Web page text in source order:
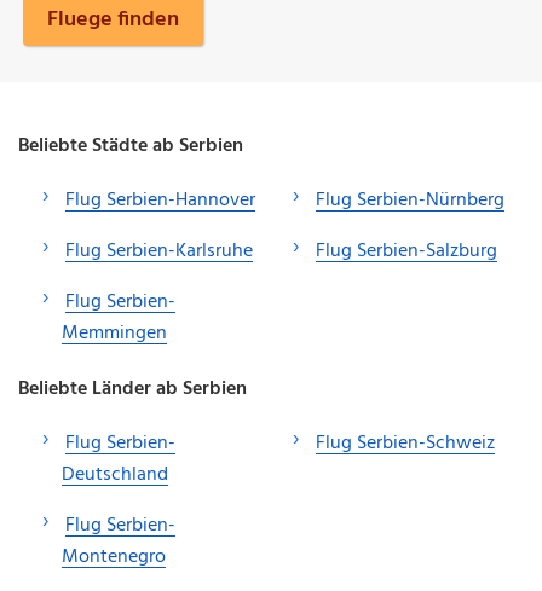
Fluege finden
Beliebte Städte ab Serbien
Flug Serbien-Hannover
Flug Serbien-Karlsruhe
Flug Serbien-
Memmingen
Flug Serbien-Nürnberg
Flug Serbien-Salzburg
Beliebte Länder ab Serbien
Flug Serbien-
Deutschland
Flug Serbien-
Montenegro
Flug Serbien-Schweiz